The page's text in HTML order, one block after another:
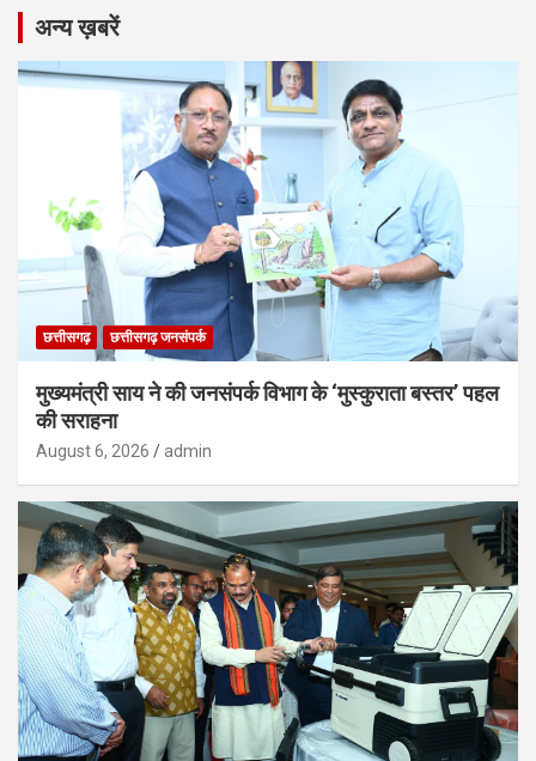
अन्य ख़बरें
छत्तीसगढ़ छत्तीसगढ़ जनसंपर्क
मुख्यमंत्री साय ने की जनसंपर्क विभाग के ‘मुस्कुराता बस्तर’ पहल
की सराहना
August 6, 2026 admin